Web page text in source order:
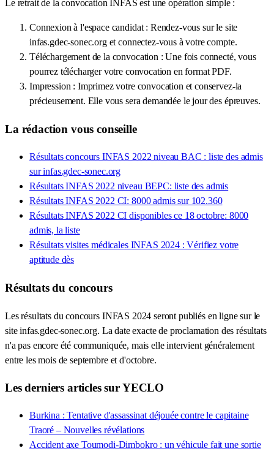
Le retrait de la convocation INFAS est une opération simple :
Connexion à l'espace candidat : Rendez-vous sur le site
infas.gdec-sonec.org et connectez-vous à votre compte.
Téléchargement de la convocation : Une fois connecté, vous
pourrez télécharger votre convocation en format PDF.
Impression : Imprimez votre convocation et conservez-la
précieusement. Elle vous sera demandée le jour des épreuves.
La rédaction vous conseille
Résultats concours INFAS 2022 niveau BAC : liste des admis
sur infas.gdec-sonec.org
Résultats INFAS 2022 niveau BEPC: liste des admis
Résultats INFAS 2022 CI: 8000 admis sur 102.360
Résultats INFAS 2022 CI disponibles ce 18 octobre: 8000
admis, la liste
Résultats visites médicales INFAS 2024 : Vérifiez votre
aptitude dès
Résultats du concours
Les résultats du concours INFAS 2024 seront publiés en ligne sur le
site infas.gdec-sonec.org. La date exacte de proclamation des résultats
n'a pas encore été communiquée, mais elle intervient généralement
entre les mois de septembre et d'octobre.
Les derniers articles sur YECLO
Burkina : Tentative d'assassinat déjouée contre le capitaine
Traoré – Nouvelles révélations
Accident axe Toumodi-Dimbokro : un véhicule fait une sortie